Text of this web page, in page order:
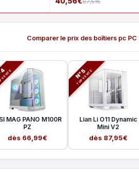
67,51€
Comparer le prix des boîtiers pc
MAG PANO M100R
PZ
dès 66,99€
N°5
TOP VENTE
Lian Li O11 Dynamic
Mini V2
dès 87,95€